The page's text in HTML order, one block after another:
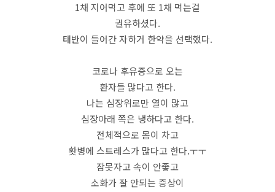
1채 지어먹고 후에 또 1채 먹는걸
권유하셨다.
태반이 들어간 자하거 한약을 선택했다.
코로나 후유증으로 오는
환자들 많다고 한다.
나는 심장위로만 열이 많고
심장아래 쪽은 냉하다고 한다.
전체적으로 몸이 차고
홧병에 스트레스가 많다고 한다.ㅜㅜ
잠못자고 속이 안좋고
소화가 잘 안되는 증상이